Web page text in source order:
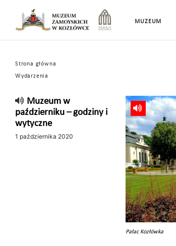
MUZEUM
Strona główna
Wydarzenia
Muzeum w
październiku – godziny i
wytyczne
1 października 2020
Pałac Kozłówka